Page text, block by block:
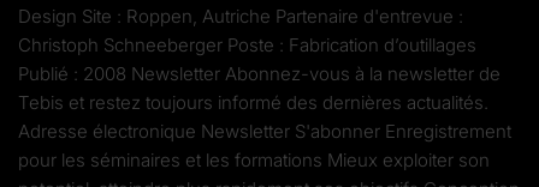
Design Site : Roppen, Autriche Partenaire d'entrevue :
Christoph Schneeberger Poste : Fabrication d’outillages
Publié : 2008 Newsletter Abonnez-vous à la newsletter de
Tebis et restez toujours informé des dernières actualités.
Adresse électronique Newsletter S'abonner Enregistrement
pour les séminaires et les formations Mieux exploiter son